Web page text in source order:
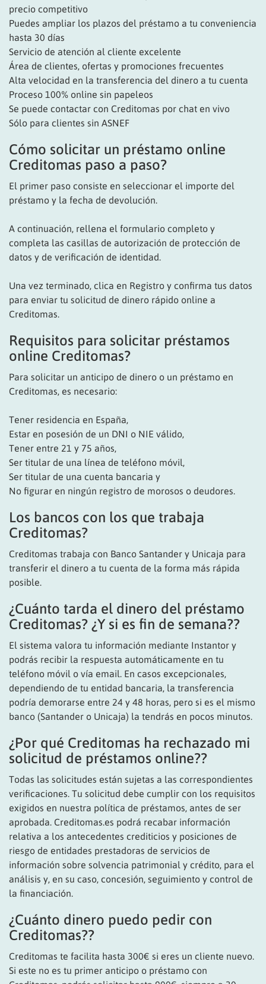
precio competitivo
Puedes ampliar los plazos del préstamo a tu conveniencia
hasta 30 días
Servicio de atención al cliente excelente
Área de clientes, ofertas y promociones frecuentes
Alta velocidad en la transferencia del dinero a tu cuenta
Proceso 100% online sin papeleos
Se puede contactar con Creditomas por chat en vivo
Sólo para clientes sin ASNEF
Cómo solicitar un préstamo online
Creditomas paso a paso?
El primer paso consiste en seleccionar el importe del
préstamo y la fecha de devolución.
A continuación, rellena el formulario completo y
completa las casillas de autorización de protección de
datos y de verificación de identidad.
Una vez terminado, clica en Registro y confirma tus datos
para enviar tu solicitud de dinero rápido online a
Creditomas.
Requisitos para solicitar préstamos
online Creditomas?
Para solicitar un anticipo de dinero o un préstamo en
Creditomas, es necesario:
Tener residencia en España,
Estar en posesión de un DNI o NIE válido,
Tener entre 21 y 75 años,
Ser titular de una línea de teléfono móvil,
Ser titular de una cuenta bancaria y
No figurar en ningún registro de morosos o deudores.
Los bancos con los que trabaja
Creditomas?
Creditomas trabaja con Banco Santander y Unicaja para
transferir el dinero a tu cuenta de la forma más rápida
posible.
¿Cuánto tarda el dinero del préstamo
Creditomas? ¿Y si es fin de semana??
El sistema valora tu información mediante Instantor y
podrás recibir la respuesta automáticamente en tu
teléfono móvil o vía email. En casos excepcionales,
dependiendo de tu entidad bancaria, la transferencia
podría demorarse entre 24 y 48 horas, pero si es el mismo
banco (Santander o Unicaja) la tendrás en pocos minutos.
¿Por qué Creditomas ha rechazado mi
solicitud de préstamos online??
Todas las solicitudes están sujetas a las correspondientes
verificaciones. Tu solicitud debe cumplir con los requisitos
exigidos en nuestra política de préstamos, antes de ser
aprobada. Creditomas.es podrá recabar información
relativa a los antecedentes crediticios y posiciones de
riesgo de entidades prestadoras de servicios de
información sobre solvencia patrimonial y crédito, para el
análisis y, en su caso, concesión, seguimiento y control de
la financiación.
¿Cuánto dinero puedo pedir con
Creditomas??
Creditomas te facilita hasta 300€ si eres un cliente nuevo.
Si este no es tu primer anticipo o préstamo con